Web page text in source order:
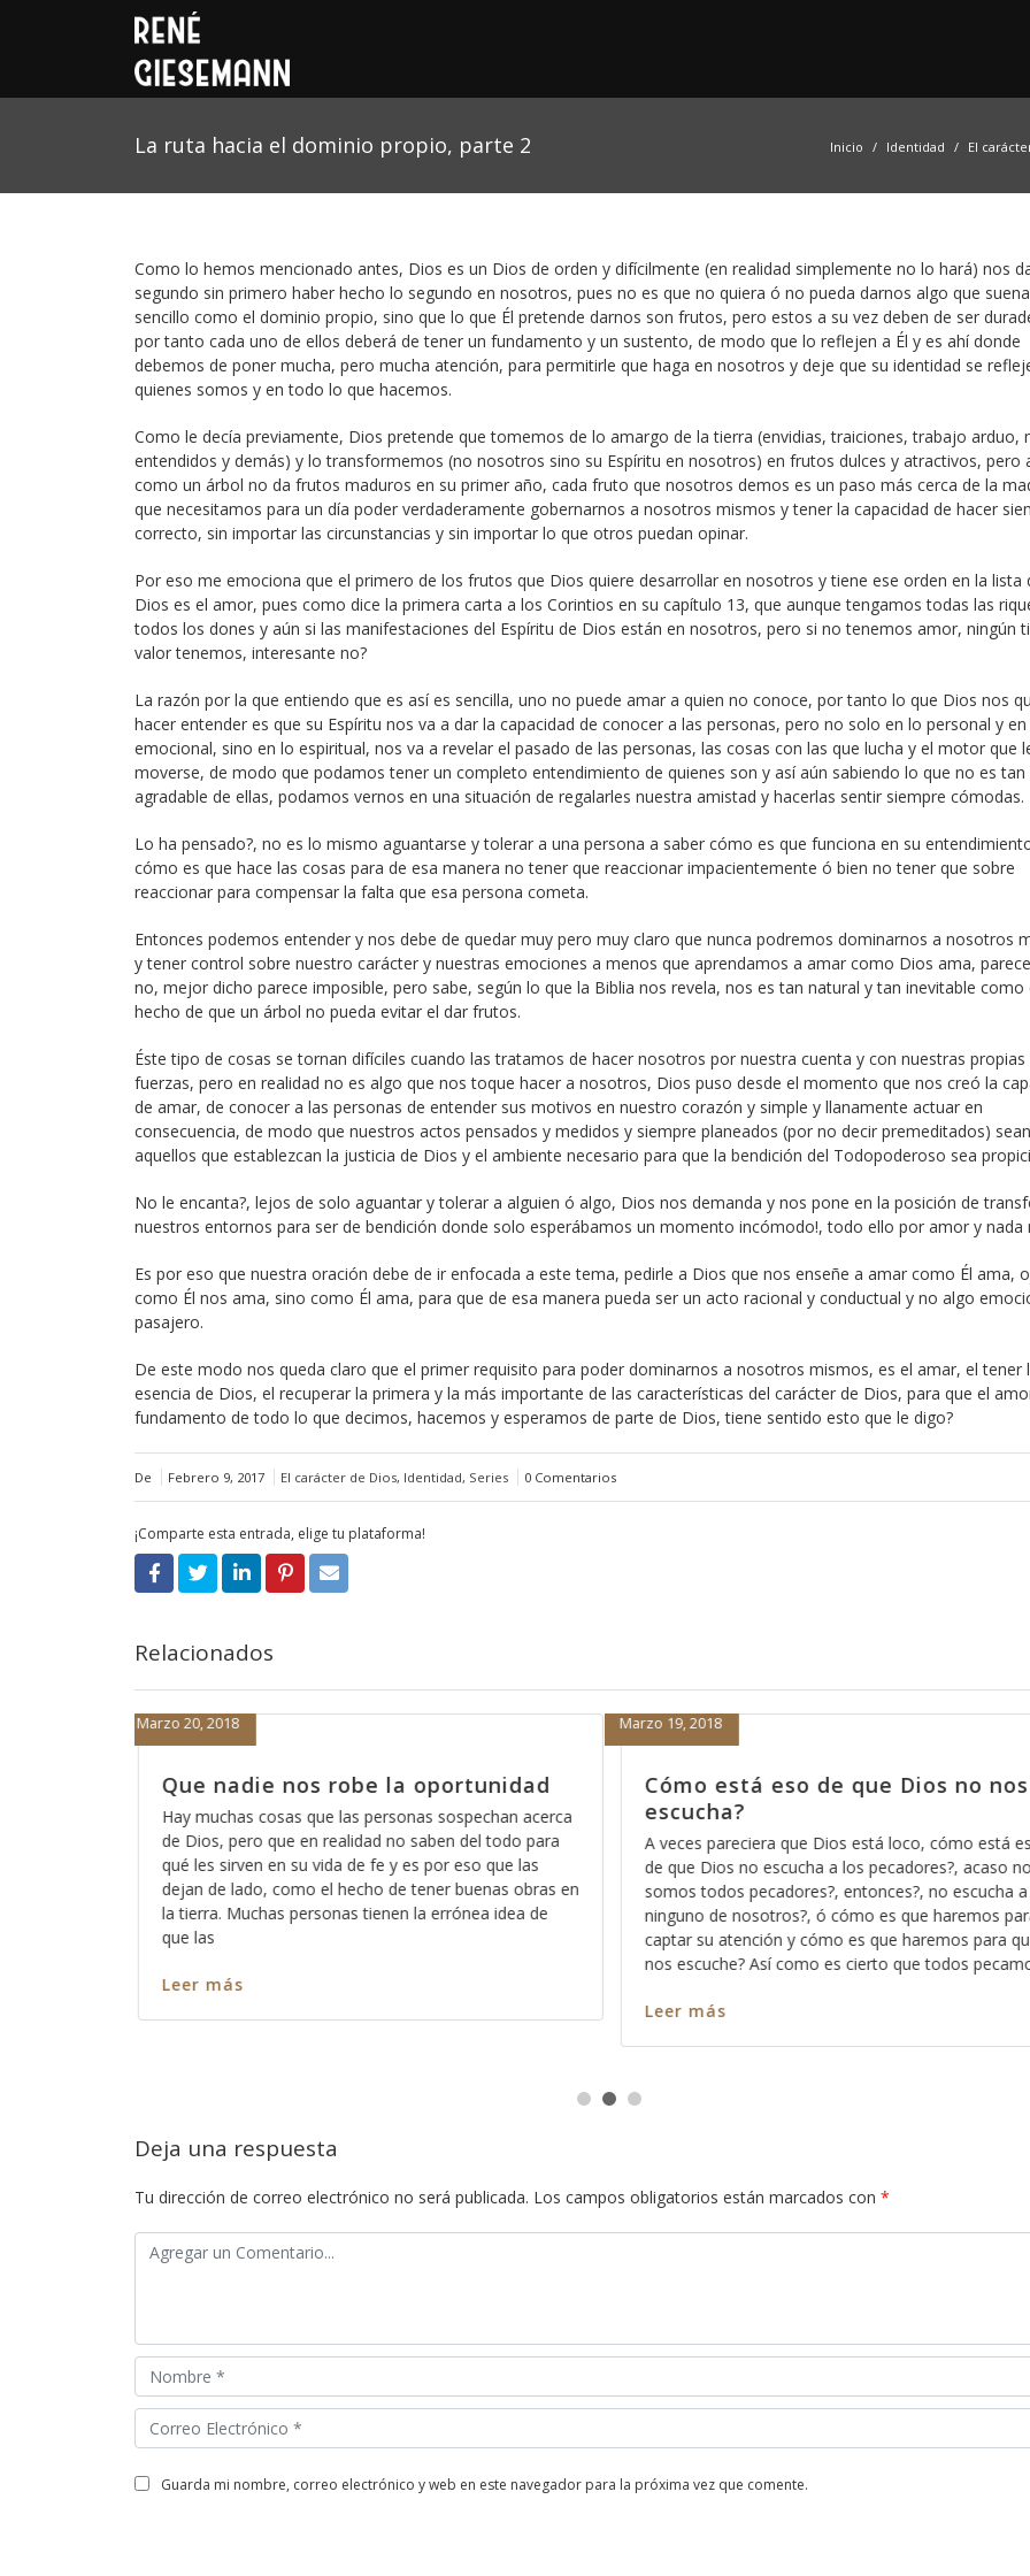
La ruta hacia el dominio propio, parte 2 Inicio Identidad El
Como lo hemos mencionado antes, Dios es un Dios de orden y difícilmente (en realidad simplemente no lo hará) nos
segundo sin primero haber hecho lo segundo en nosotros, pues no es que no quiera ó no pueda darnos algo que
sencillo como el dominio propio, sino que lo que Él pretende darnos son frutos, pero estos a su vez deben de ser
por tanto cada uno de ellos deberá de tener un fundamento y un sustento, de modo que lo reflejen a Él y es ahí donde
debemos de poner mucha, pero mucha atención, para permitirle que haga en nosotros y deje que su identidad se
quienes somos y en todo lo que hacemos.
Como le decía previamente, Dios pretende que tomemos de lo amargo de la tierra (envidias, traiciones, trabajo arduo,
entendidos y demás) y lo transformemos (no nosotros sino su Espíritu en nosotros) en frutos dulces y atractivos, pero
como un árbol no da frutos maduros en su primer año, cada fruto que nosotros demos es un paso más cerca de la
que necesitamos para un día poder verdaderamente gobernarnos a nosotros mismos y tener la capacidad de hacer
correcto, sin importar las circunstancias y sin importar lo que otros puedan opinar.
Por eso me emociona que el primero de los frutos que Dios quiere desarrollar en nosotros y tiene ese orden en la lista
Dios es el amor, pues como dice la primera carta a los Corintios en su capítulo 13, que aunque tengamos todas las
todos los dones y aún si las manifestaciones del Espíritu de Dios están en nosotros, pero si no tenemos amor, ningún
valor tenemos, interesante no?
La razón por la que entiendo que es así es sencilla, uno no puede amar a quien no conoce, por tanto lo que Dios nos
hacer entender es que su Espíritu nos va a dar la capacidad de conocer a las personas, pero no solo en lo personal y en
emocional, sino en lo espiritual, nos va a revelar el pasado de las personas, las cosas con las que lucha y el motor que
moverse, de modo que podamos tener un completo entendimiento de quienes son y así aún sabiendo lo que no es tan
agradable de ellas, podamos vernos en una situación de regalarles nuestra amistad y hacerlas sentir siempre cómodas.
Lo ha pensado?, no es lo mismo aguantarse y tolerar a una persona a saber cómo es que funciona en su
cómo es que hace las cosas para de esa manera no tener que reaccionar impacientemente ó bien no tener que sobre
reaccionar para compensar la falta que esa persona cometa.
Entonces podemos entender y nos debe de quedar muy pero muy claro que nunca podremos dominarnos a nosotros
y tener control sobre nuestro carácter y nuestras emociones a menos que aprendamos a amar como Dios ama,
no, mejor dicho parece imposible, pero sabe, según lo que la Biblia nos revela, nos es tan natural y tan inevitable como
hecho de que un árbol no pueda evitar el dar frutos.
Éste tipo de cosas se tornan difíciles cuando las tratamos de hacer nosotros por nuestra cuenta y con nuestras propias
fuerzas, pero en realidad no es algo que nos toque hacer a nosotros, Dios puso desde el momento que nos creó la
de amar, de conocer a las personas de entender sus motivos en nuestro corazón y simple y llanamente actuar en
consecuencia, de modo que nuestros actos pensados y medidos y siempre planeados (por no decir premeditados) sean
aquellos que establezcan la justicia de Dios y el ambiente necesario para que la bendición del Todopoderoso sea
No le encanta?, lejos de solo aguantar y tolerar a alguien ó algo, Dios nos demanda y nos pone en la posición de
nuestros entornos para ser de bendición donde solo esperábamos un momento incómodo!, todo ello por amor y nada
Es por eso que nuestra oración debe de ir enfocada a este tema, pedirle a Dios que nos enseñe a amar como Él ama,
como Él nos ama, sino como Él ama, para que de esa manera pueda ser un acto racional y conductual y no algo
pasajero.
De este modo nos queda claro que el primer requisito para poder dominarnos a nosotros mismos, es el amar, el tener
esencia de Dios, el recuperar la primera y la más importante de las características del carácter de Dios, para que el
fundamento de todo lo que decimos, hacemos y esperamos de parte de Dios, tiene sentido esto que le digo?
De Febrero 9, 2017 El carácter de Dios, Identidad, Series 0 Comentarios
¡Comparte esta entrada, elige tu plataforma!
Relacionados
Cómo está eso de que Dios no nos
escucha?
Marzo 19, 2018
A veces pareciera que Dios está loco, cómo está eso
de que Dios no escucha a los pecadores?, acaso no
somos todos pecadores?, entonces?, no escucha a
ninguno de nosotros?, ó cómo es que haremos para
captar su atención y cómo es que haremos para que
Porque nada más orar
nos sirve
Febrero 15, 2018
Hace días que reflexiono acerca de la
Dios pues ese método que Dios usa para
los significados no ocultos sino profundos de la
palabra, entre más nos vamos familiarizando
más profundo nos permite Dios ver en cada
en cada pasaja y más claro nos queda cada
Leer más
Deja una respuesta
Tu dirección de correo electrónico no será publicada. Los campos obligatorios están marcados con *
guarda mi nombre, correo electrónico y web en este navegador para la próxima vez que comente.